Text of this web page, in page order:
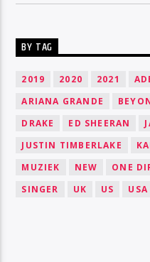
BY TAG
2019 2020 2021
ARIANA GRANDE
DRAKE
ED SHEERAN
JUSTIN TIMBERLAKE
MUZIEK
NEW ONE
SINGER
UK US USA